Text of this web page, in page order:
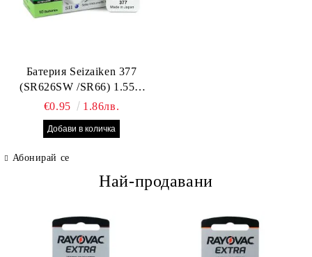
Батерия Seizaiken 377
(SR626SW /SR66) 1.55V
Silver Oxide – оригинална
Seiko батерия за часовник,
Made in Japan
€0.95 1.86лв.
Абонирай се
Най-продавани